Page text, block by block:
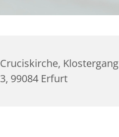
Cruciskirche, Klostergang
3, 99084 Erfurt